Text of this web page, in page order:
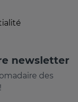
newsletter
des